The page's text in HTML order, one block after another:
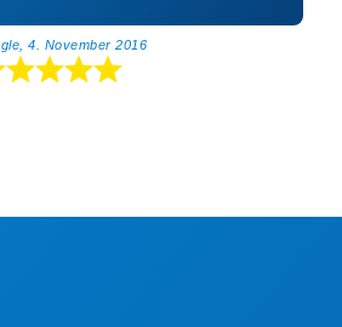
4. November 2016